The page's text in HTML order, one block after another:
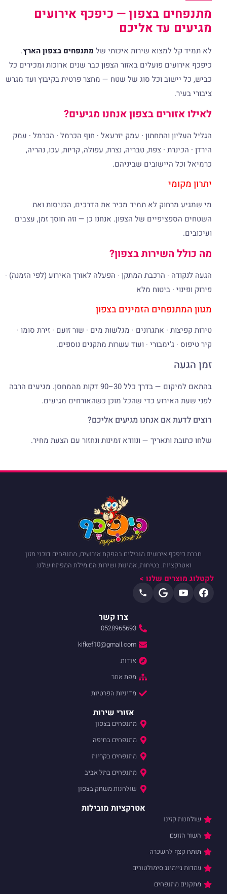
מתנפחים בצפון — כיפכף אירועים
מגיעים עד אליכם
לא תמיד קל למצוא שירות איכותי של מתנפחים בצפון הארץ.
כיפכף אירועים פועלים באזור הצפון כבר שנים ארוכות ומכירים כל
כביש, כל יישוב וכל סוג של שטח — מחצר פרטית בקיבוץ ועד מגרש
ציבורי בעיר.
לאילו אזורים בצפון אנחנו מגיעים?
הגליל העליון והתחתון · עמק יזרעאל · חוף הכרמל · הכרמל · עמק
הירדן · הכינרת · צפת, טבריה, נצרת, עפולה, קריות, עכו, נהריה,
כרמיאל וכל היישובים שביניהם.
יתרון מקומי
מי שמגיע מרחוק לא תמיד מכיר את הדרכים, הכניסות ואת
השטחים הספציפיים של הצפון. אנחנו כן — וזה חוסך זמן, עצבים
ועיכובים.
מה כולל השירות בצפון?
הגעה לנקודה · הרכבת המתקן · הפעלה לאורך האירוע (לפי הזמנה) ·
פירוק ופינוי · ביטוח מלא
מגוון המתנפחים הזמינים בצפון
טירות קפיצות · אתגרונים · מגלשות מים · שור זועם · זירת סומו ·
קיר טיפוס · ג'ימבורי · ועוד עשרות מתקנים נוספים.
זמן הגעה
בהתאם למיקום — בדרך כלל 30–90 דקות מהמחסן. מגיעים הרבה
לפני שעת האירוע כדי שהכל מוכן כשהאורחים מגיעים.
רוצים לדעת אם אנחנו מגיעים אליכם?
שלחו כתובת ותאריך — ונוודא זמינות ונחזור עם הצעת מחיר.
חברת כיפכף אירועים מובילים בהפקת אירועים, מתנפחים דוכני מזון
ואטרקציות. בטיחות, אמינות ושירות הם מילת המפתח שלנו.
לקטלוג מוצרים שלנו >
צרו קשר
0528965693
kifkef10@gmail.com
אודות
מפת אתר
מדיניות הפרטיות
אזורי שירות
מתנפחים בצפון
מתנפחים בחיפה
מתנפחים בקריות
מתנפחים בתל אביב
שולחנות משחק בצפון
אטרקציות מובילות
שולחנות קזינו
השור הזועם
תותח קצף להשכרה
עמדות גיימינג סימולטורים
מתקנים מתנפחים